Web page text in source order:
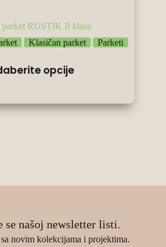
parket RUSTIK II klasa
Klasičan parket Parketi
opcije
se našoj newsletter listi.
novim kolekcijama i projektima.